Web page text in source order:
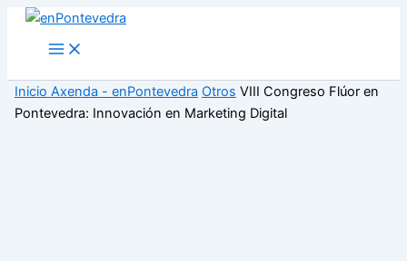
Main
Menu
Inicio Axenda - enPontevedra Otros VIII Congreso Flúor en
Pontevedra: Innovación en Marketing Digital